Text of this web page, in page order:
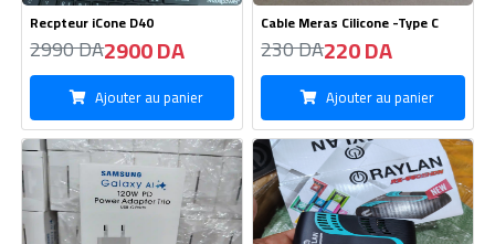
Boite Samsung Type C-120W
580 DA550 DA
Ajouter au panier
Demo RAYLAN RS-6605 HDN
2380 DA2290 DA
Ajouter au panier
Nouveau